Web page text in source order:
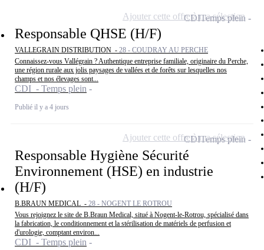
Responsable QHSE (H/F)
VALLEGRAIN DISTRIBUTION - 28 - COUDRAY AU PERCHE
Connaissez-vous Vallégrain ? Authentique entreprise familiale, originaire du Perche,
une région rurale aux jolis paysages de vallées et de forêts sur lesquelles nos
champs et nos élevages sont...
CDI - Temps plein
Publié il y a 4 jours
CDITemps plein
Ajouter cette offre à ma sélection
Responsable Hygiène Sécurité
Environnement (HSE) en industrie
(H/F)
B.BRAUN MEDICAL - 28 - NOGENT LE ROTROU
Vous rejoignez le site de B.Braun Medical, situé à Nogent-le-Rotrou, spécialisé dans
la fabrication, le conditionnement et la stérilisation de matériels de perfusion et
d'urologie, comptant environ...
CDI - Temps plein
CDITemps plein
Ajouter cette offre à ma sélection